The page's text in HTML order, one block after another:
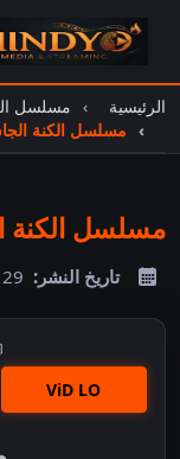
الرئيسية
مسلسل
مسلسل الكنة
مسلسل الكنة
تاريخ النشر: 29 سبتمبر 2022
ViD LO